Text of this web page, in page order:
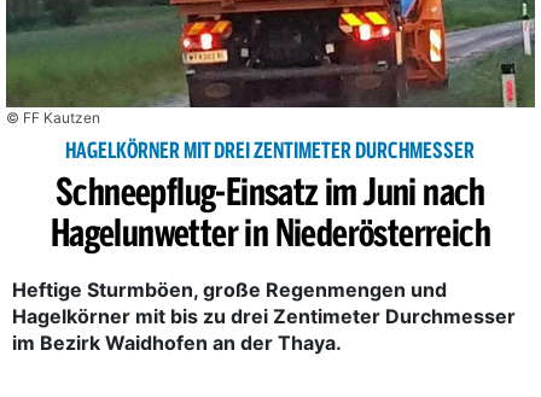
© FF Kautzen
HAGELKÖRNER MIT DREI ZENTIMETER DURCHMESSER
Schneepflug-Einsatz im Juni nach
Hagelunwetter in Niederösterreich
Heftige Sturmböen, große Regenmengen und
Hagelkörner mit bis zu drei Zentimeter Durchmesser
im Bezirk Waidhofen an der Thaya.